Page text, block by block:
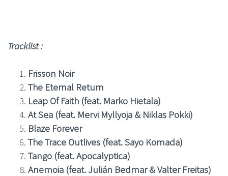
Tracklist :
Frisson Noir
The Eternal Return
Leap Of Faith (feat. Marko Hietala)
At Sea (feat. Mervi Myllyoja & Niklas Pokki)
Blaze Forever
The Trace Outlives (feat. Sayo Komada)
Tango (feat. Apocalyptica)
Anemoia (feat. Julián Bedmar & Valter Freitas)